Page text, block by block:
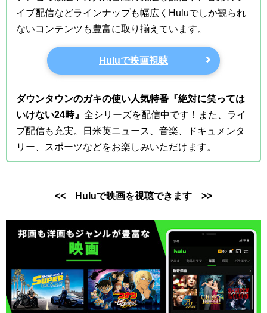
イブ配信などラインナップも幅広くHuluでしか観られ
ないコンテンツも豊富に取り揃えています。
Huluで映画視聴
ダウンタウンのガキの使い人気特番『絶対に笑っては
いけない24時』 全シリーズを配信中です！また、ライ
ブ配信も充実。日米英ニュース、音楽、ドキュメンタ
リー、スポーツなどをお楽しみいただけます。
<< Huluで映画を視聴できます >>